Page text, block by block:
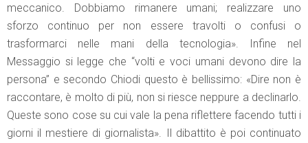
meccanico. Dobbiamo rimanere umani; realizzare uno
sforzo continuo per non essere travolti o confusi o
trasformarci nelle mani della tecnologia». Infine nel
Messaggio si legge che “volti e voci umani devono dire la
persona” e secondo Chiodi questo è bellissimo: «Dire non è
raccontare, è molto di più, non si riesce neppure a declinarlo.
Queste sono cose su cui vale la pena riflettere facendo tutti i
giorni il mestiere di giornalista». Il dibattito è poi continuato